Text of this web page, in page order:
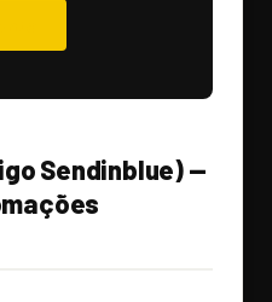
Sendinblue) —